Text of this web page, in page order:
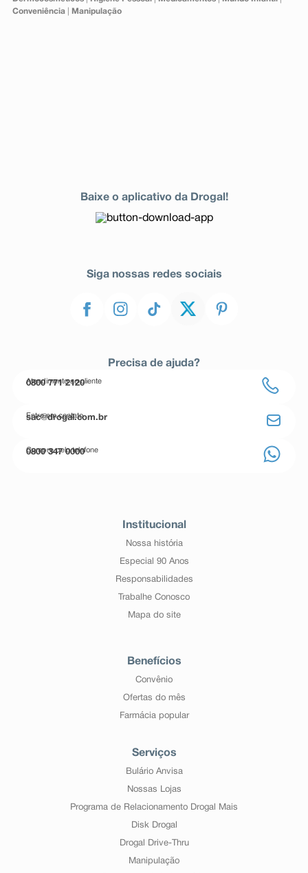
Conveniência| Manipulação
Baixe o aplicativo da Drogal!
Siga nossas redes sociais
Precisa de ajuda?
Atendimento ao cliente
0800 771 2120
Entre em contato
sac@drogal.com.br
Compre pelo telefone
0800 347 0000
Institucional
Nossa história
Especial 90 Anos
Responsabilidades
Trabalhe Conosco
Mapa do site
Benefícios
Convênio
Ofertas do mês
Farmácia popular
Serviços
Bulário Anvisa
Nossas Lojas
Programa de Relacionamento Drogal Mais
Disk Drogal
Drogal Drive-Thru
Manipulação